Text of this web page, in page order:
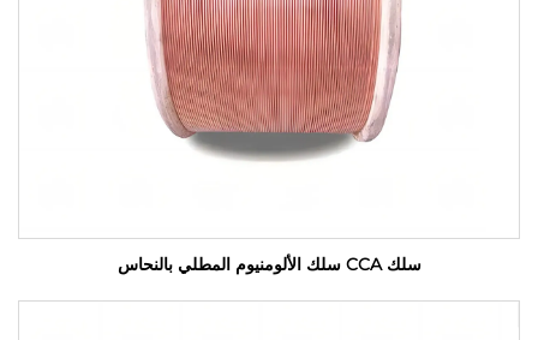
سلك CCA سلك الألومنيوم المطلي بالنحاس